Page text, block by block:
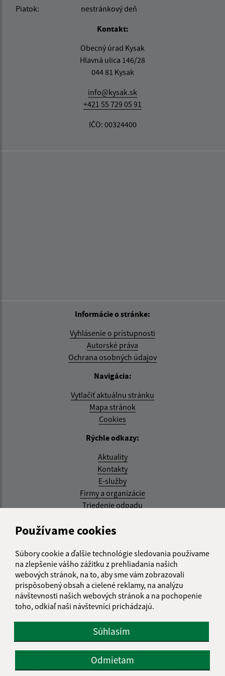
Používame cookies
Súbory cookie a ďalšie technológie sledovania používame
na zlepšenie vášho zážitku z prehliadania našich
webových stránok, na to, aby sme vám zobrazovali
prispôsobený obsah a cielené reklamy, na analýzu
návštevnosti našich webových stránok a na pochopenie
toho, odkiaľ naši návštevníci prichádzajú.
Súhlasím
Odmietam
Piatok:
nestránkový deň
Kontakt:
Obecný úrad Kysak
Hlavná ulica 146/28
044 81 Kysak
info@kysak.sk
+421 55 729 05 91
IČO: 00324400
Informácie o stránke:
Vyhlásenie o prístupnosti
Autorské práva
Ochrana osobných údajov
Navigácia:
Vytlačiť aktuálnu stránku
Mapa stránok
Cookies
Rýchle odkazy:
Aktuality
Kontakty
E-služby
Firmy a organizácie
Triedenie odpadu
Aktualizované:
RSS
Správca obsahu:
Správca obsahu je Obec Kysak.
Vytvorené v súlade s
Jednotným dizajn manuálom
elektronických služieb.
web portál webhosting webex.digital, s.r.o.
domény
spoločnosť webex.digital, s.r.o.